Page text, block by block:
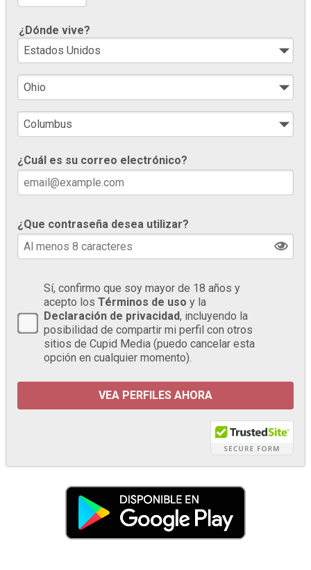
¿Dónde vive?
¿Cuál es su correo electrónico?
¿Que contraseña desea utilizar?
Sí, confirmo que soy mayor de 18 años y
acepto los Términos de uso y la
Declaración de privacidad, incluyendo la
posibilidad de compartir mi perfil con otros
sitios de Cupid Media (puedo cancelar esta
opción en cualquier momento).